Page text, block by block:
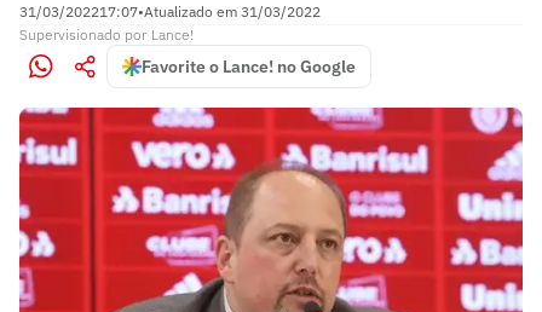
31/03/202217:07•Atualizado em 31/03/2022
Supervisionado por Lance!
Favorite o Lance! no Google